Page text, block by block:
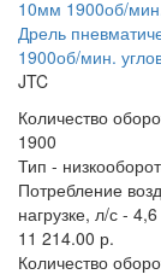
Дрель
1900об/мин.
JTC
Количество
1900
Тип -
Потребление
нагрузке, л/с - 4,6
11 214.00 р.
Количество